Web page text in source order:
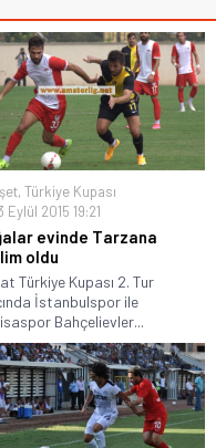
, Türkiye Kupası
Eylül 2015 19:21
evinde Tarzana
oldu
Türkiye Kupası 2. Tur
İstanbulspor ile
Bahçelievler...